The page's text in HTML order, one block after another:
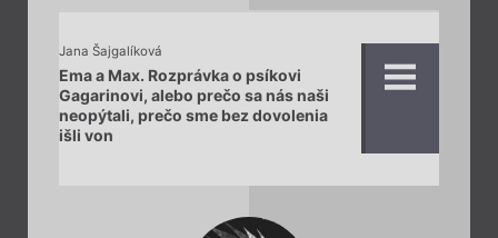
Jana Šajgalíková
Ema a Max. Rozprávka o psíkovi
Gagarinovi, alebo prečo sa nás naši
neopýtali, prečo sme bez dovolenia
išli von